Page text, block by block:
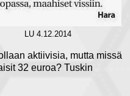
LU 4.12.2014
aktiivisia, mutta missä
32 euroa? Tuskin